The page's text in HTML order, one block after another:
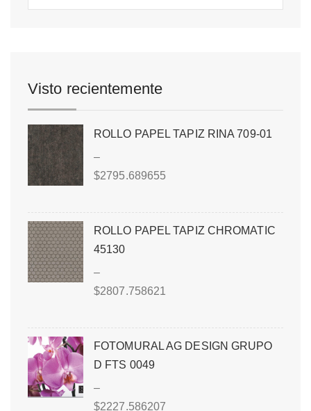
Visto recientemente
ROLLO PAPEL TAPIZ RINA 709-01
–
$2795.689655
ROLLO PAPEL TAPIZ CHROMATIC
45130
–
$2807.758621
FOTOMURAL AG DESIGN GRUPO
D FTS 0049
–
$2227.586207